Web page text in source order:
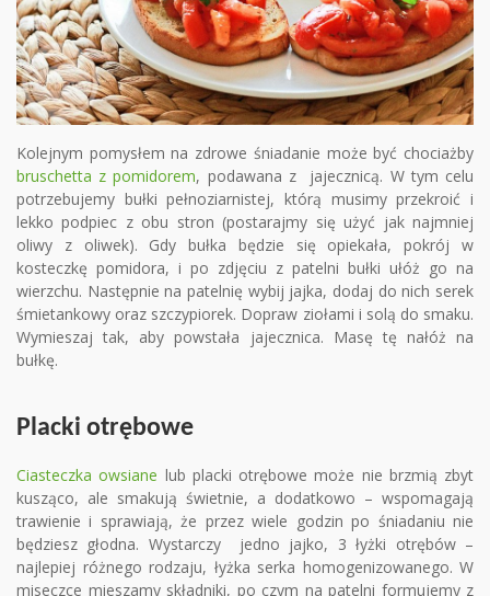
Kolejnym pomysłem na zdrowe śniadanie może być chociażby
bruschetta z pomidorem, podawana z jajecznicą. W tym celu
potrzebujemy bułki pełnoziarnistej, którą musimy przekroić i
lekko podpiec z obu stron (postarajmy się użyć jak najmniej
oliwy z oliwek). Gdy bułka będzie się opiekała, pokrój w
kosteczkę pomidora, i po zdjęciu z patelni bułki ułóż go na
wierzchu. Następnie na patelnię wybij jajka, dodaj do nich serek
śmietankowy oraz szczypiorek. Dopraw ziołami i solą do smaku.
Wymieszaj tak, aby powstała jajecznica. Masę tę nałóż na
bułkę.
Placki otrębowe
Ciasteczka owsiane lub placki otrębowe może nie brzmią zbyt
kusząco, ale smakują świetnie, a dodatkowo – wspomagają
trawienie i sprawiają, że przez wiele godzin po śniadaniu nie
będziesz głodna. Wystarczy jedno jajko, 3 łyżki otrębów –
najlepiej różnego rodzaju, łyżka serka homogenizowanego. W
miseczce mieszamy składniki, po czym na patelni formujemy z